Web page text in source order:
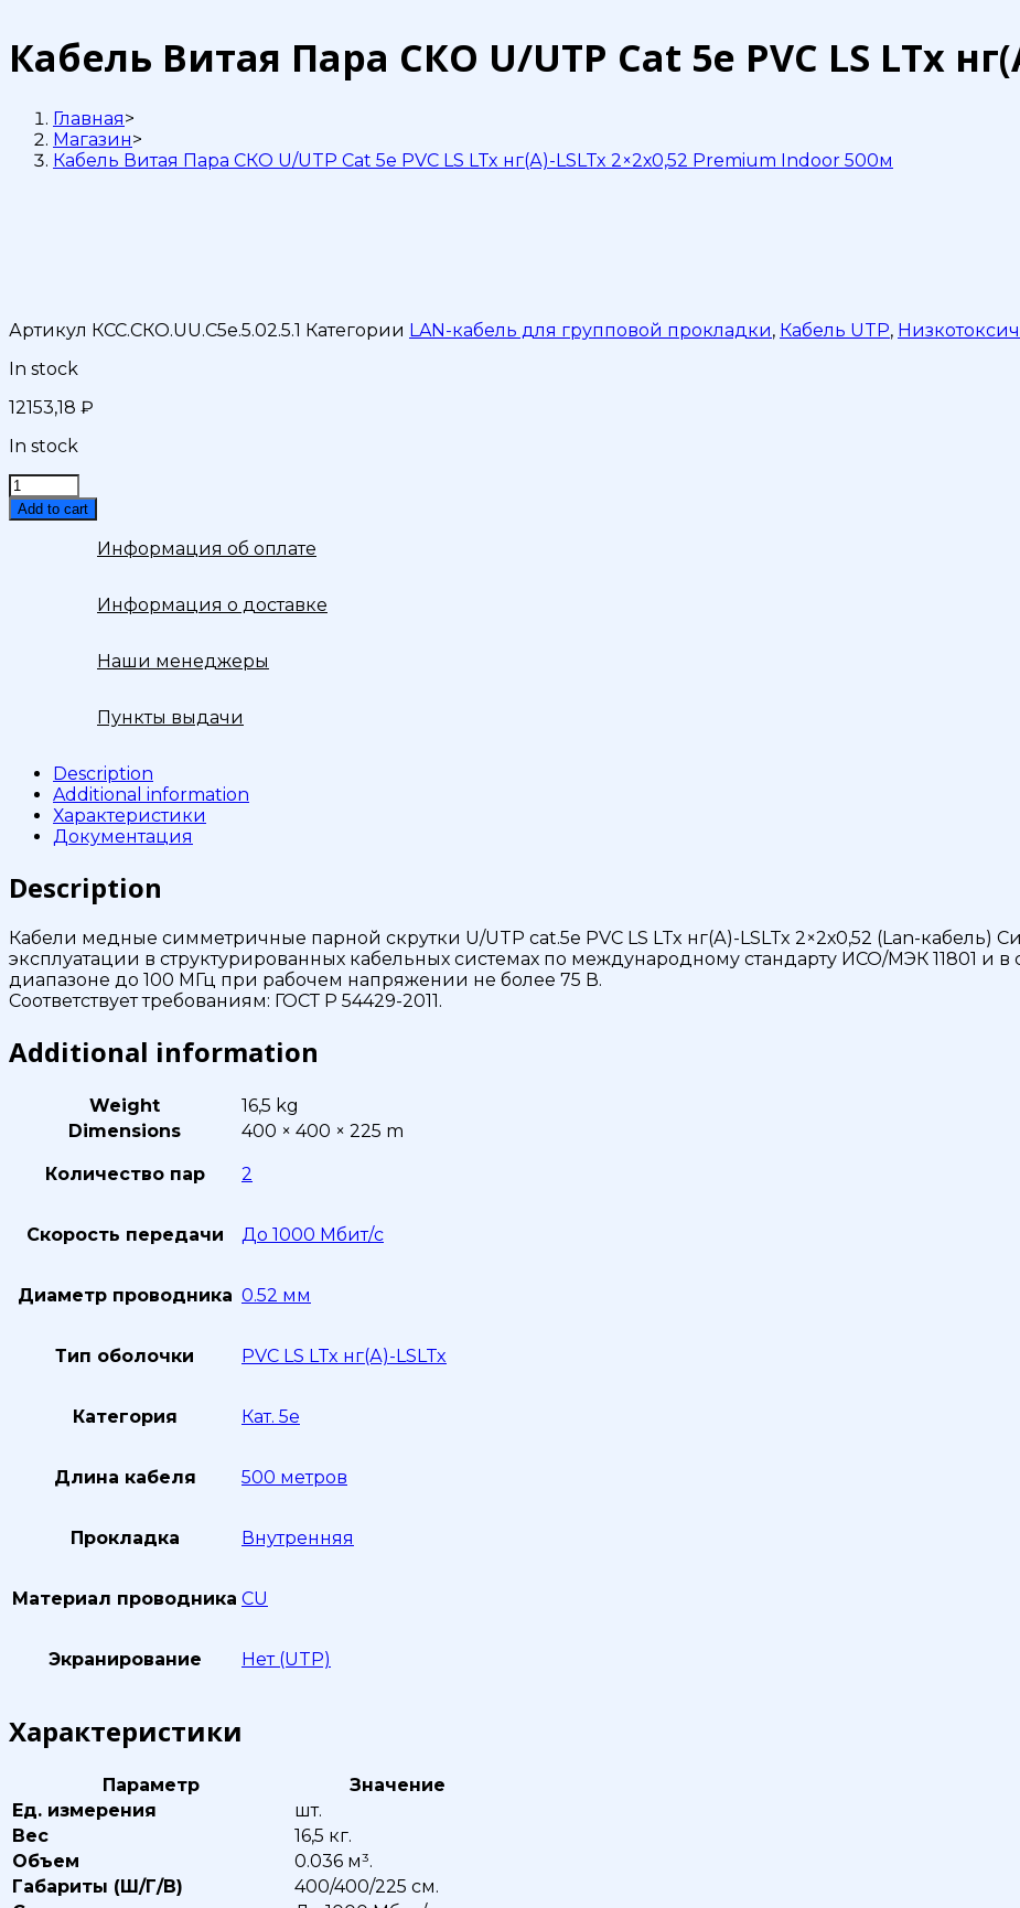
Сat
5e
LTx
нг(А)-
LSLTx
Кабель Витая Пара СКО U/UTP Сat 5e PVC LS LTx
Главная>
Магазин>
Кабель Витая Пара СКО U/UTP Сat 5e PVC LS LTx нг(А)-LSLTx 2×2х0,52 Premium Indoor 500м
Артикул КСС.СКО.UU.C5e.5.02.5.1 Категории LAN-кабель для групповой прокладки, Кабель UTP,
In stock
12153,18 ₽
In stock
Кабель
Витая
Пара
Indoor
500м
quantity
Add to cart
Информация об оплате
Информация о доставке
Наши менеджеры
Пункты выдачи
Description
Additional information
Характеристики
Документация
Description
Кабели медные симметричные парной скрутки U/UTP cat.5e PVC LS LTx нг(А)-LSLTx 2×2х0,52 (Lan-
эксплуатации в структурированных кабельных системах по международному стандарту ИСО/МЭК 11801 и в
диапазоне до 100 МГц при рабочем напряжении не более 75 В.
Соответствует требованиям: ГОСТ P 54429-2011.
Additional information
Weight
16,5 kg
Dimensions
400 × 400 × 225 m
Количество пар 2
Скорость передачи До 1000 Мбит/с
Диаметр проводника 0.52 мм
Тип оболочки PVC LS LTx нг(А)-LSLTx
Категория Кат. 5е
Длина кабеля 500 метров
Прокладка Внутренняя
Материал проводника CU
Экранирование Нет (UTP)
Характеристики
Параметр
Значение
Ед. измерения
шт.
Вес
16,5 кг.
Объем
0.036 м³.
Габариты (Ш/Г/В)
400/400/225 см.